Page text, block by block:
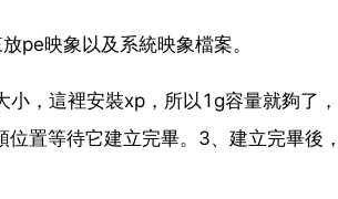
pe映象以及系統映象檔案。
小，這裡安裝xp，所以1g容量就夠了
置等待它建立完畢。3、建立完畢後